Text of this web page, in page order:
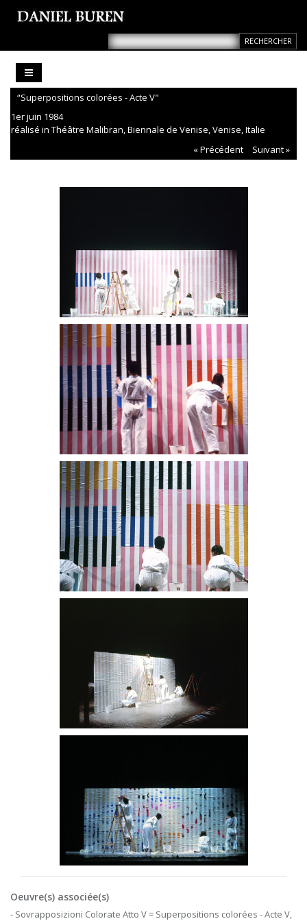
“Superpositions colorées - Acte V"
1er juin 1984
réalisé in Théâtre Malibran, Biennale de Venise, Venise, Italie
« Précédent
Suivant »
Oeuvre(s) associée(s)
- Sovrapposizioni Colorate Atto V = Superpositions colorées - Acte V,